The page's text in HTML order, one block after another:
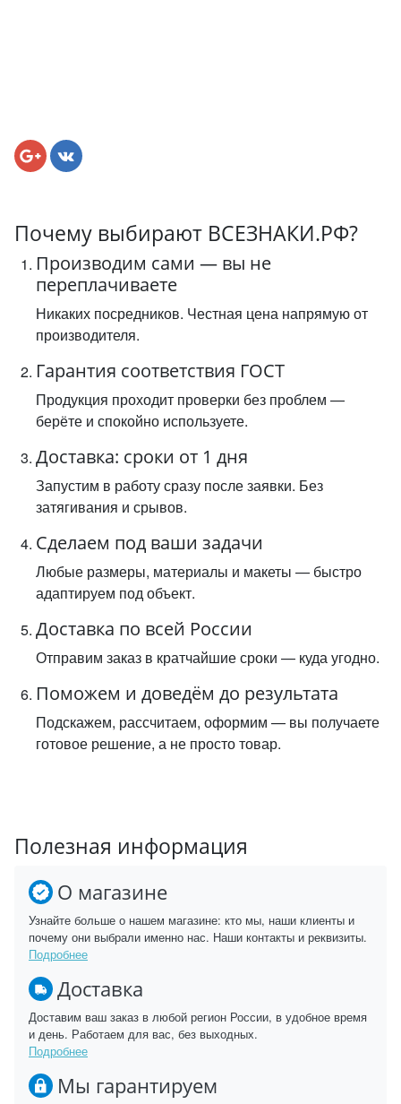
Почему выбирают ВСЕЗНАКИ.РФ?
Производим сами — вы не
переплачиваете
Никаких посредников. Честная цена напрямую от
производителя.
Гарантия соответствия ГОСТ
Продукция проходит проверки без проблем —
берёте и спокойно используете.
Доставка: сроки от 1 дня
Запустим в работу сразу после заявки. Без
затягивания и срывов.
Сделаем под ваши задачи
Любые размеры, материалы и макеты — быстро
адаптируем под объект.
Доставка по всей России
Отправим заказ в кратчайшие сроки — куда угодно.
Поможем и доведём до результата
Подскажем, рассчитаем, оформим — вы получаете
готовое решение, а не просто товар.
Полезная информация
О магазине
Узнайте больше о нашем магазине: кто мы, наши клиенты и
почему они выбрали именно нас. Наши контакты и реквизиты.
Подробнее
Доставка
Доставим ваш заказ в любой регион России, в удобное время
и день. Работаем для вас, без выходных.
Подробнее
Мы гарантируем